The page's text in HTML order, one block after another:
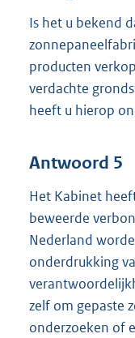
Is het u bekend
producten
verdachte
heeft u hierop
Antwoord 5
Het Kabinet
beweerde
Nederland
onderdrukking
zelf om gepaste
onderzoeken of